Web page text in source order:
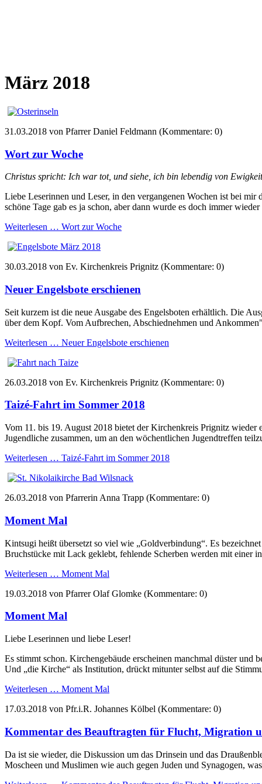
März 2018
31.03.2018 von Pfarrer Daniel Feldmann (Kommentare: 0)
Wort zur Woche
Christus spricht: Ich war tot, und siehe, ich bin lebendig von
Liebe Leserinnen und Leser, in den vergangenen Wochen ist bei mir
schöne Tage gab es ja schon, aber dann wurde es doch immer
Weiterlesen … Wort zur Woche
30.03.2018 von Ev. Kirchenkreis Prignitz (Kommentare: 0)
Neuer Engelsbote erschienen
Seit kurzem ist die neue Ausgabe des Engelsboten erhältlich. Die
über dem Kopf. Vom Aufbrechen, Abschiednehmen und
Weiterlesen … Neuer Engelsbote erschienen
26.03.2018 von Ev. Kirchenkreis Prignitz (Kommentare: 0)
Taizé­-Fahrt im Sommer 2018
Vom 11. bis 19. August 2018 bietet der Kirchenkreis Prignitz
Jugendliche zusammen, um an den wöchentlichen Jugendtreffen
Weiterlesen … Taizé­-Fahrt im Sommer 2018
26.03.2018 von Pfarrerin Anna Trapp (Kommentare: 0)
Moment Mal
Kintsugi heißt übersetzt so viel wie „Goldverbindung“. Es
Bruchstücke mit Lack geklebt, fehlende Scherben werden mit einer
Weiterlesen … Moment Mal
19.03.2018 von Pfarrer Olaf Glomke (Kommentare: 0)
Moment Mal
Liebe Leserinnen und liebe Leser!
Es stimmt schon. Kirchengebäude erscheinen manchmal düster
Und „die Kirche“ als Institution, drückt mitunter selbst auf die
Weiterlesen … Moment Mal
17.03.2018 von Pfr.i.R. Johannes Kölbel (Kommentare: 0)
Kommentar des Beauftragten für Flucht, Migration
Da ist sie wieder, die Diskussion um das Drinsein und das
Moscheen und Muslimen wie auch gegen Juden und Synagogen,